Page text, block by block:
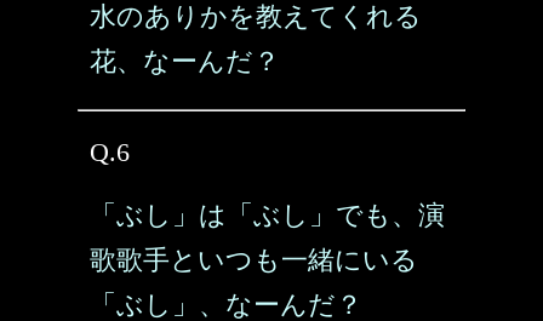
水のありかを教えてくれる
花、なーんだ？
Q.6
「ぶし」は「ぶし」でも、演
歌歌手といつも一緒にいる
「ぶし」、なーんだ？